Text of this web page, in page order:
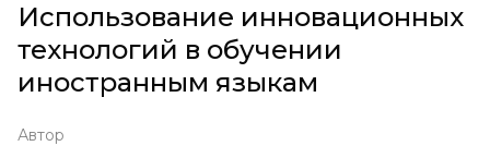
Использование инновационных
технологий в обучении
иностранным языкам
Автор